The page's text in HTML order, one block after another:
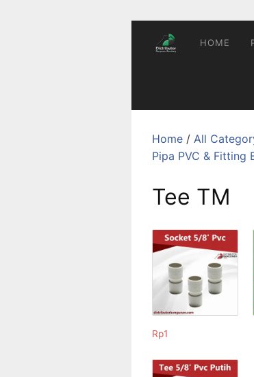
HOME
Home / All
Pipa PVC & Fitting
Tee TM
Rp1